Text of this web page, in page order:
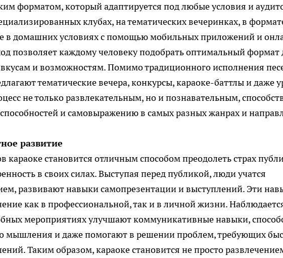
форматом, который адаптируется под любые условия и
клубах, на тематических вечеринках, в
в домашних условиях с помощью мобильных приложений и
позволяет каждому человеку подобрать оптимальный формат
и возможностям. Помимо традиционного исполнения
тематические вечера, конкурсы, караоке-баттлы и даже
не только развлекательным, но и познавательным,
и самовыражению в самых разных жанрах и
развитие
караоке становится отличным способом преодолеть страх
в своих силах. Выступая перед публикой, люди учатся
развивают навыки самопрезентации и выступлений. Эти
как в профессиональной, так и в личной жизни.
мероприятиях улучшают коммуникативные навыки,
мышления и даже помогают в решении проблем, требующих
Таким образом, караоке становится не просто